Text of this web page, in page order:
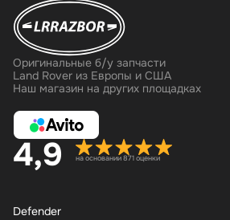
Оригинальные б/у запчасти
Land Rover из Европы и США
Наш магазин на других площадках
4,9 на основании 871 оценки
Defender